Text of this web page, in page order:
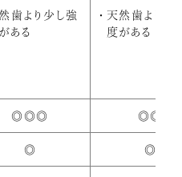
歯より少し強
ある
天然歯より少
度がある
◎◎◎ ◎◎
◎ ◎